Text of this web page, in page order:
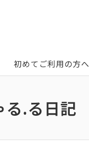
初めてご利用の方へ
る.る日記